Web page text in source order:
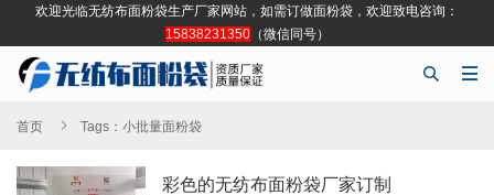
欢迎光临无纺布面粉袋生产厂家网站，如需订做面粉袋，欢迎致电咨询：
15838231350（微信同号）


首页  Tags：小批量面粉袋
彩色的无纺布面粉袋厂家订制